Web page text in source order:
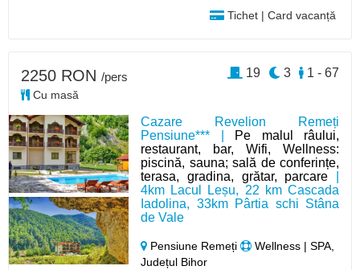
Tichet | Card vacanță
Cazare Revelion Remeți
Pensiune*** |
Pe malul râului,
restaurant, bar, Wifi, Wellness:
piscină, sauna; sală de conferințe,
terasa, gradina, grătar, parcare
4km Lacul Leșu, 22 km Cascada
Iadolina, 33km Pârtia schi Stâna
de Vale
Pensiune Remeți
Wellness | SPA,
Județul Bihor
2250 RON /pers
Cu masă
1 - 67
3
19